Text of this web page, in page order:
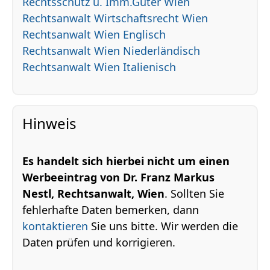
Rechtsanwalt Wirtschaftsrecht Wien
Rechtsanwalt Wien Englisch
Rechtsanwalt Wien Niederländisch
Rechtsanwalt Wien Italienisch
Hinweis
Es handelt sich hierbei nicht um einen
Werbeeintrag von Dr. Franz Markus
Nestl, Rechtsanwalt, Wien. Sollten Sie
fehlerhafte Daten bemerken, dann
kontaktieren Sie uns bitte. Wir werden die
Daten prüfen und korrigieren.